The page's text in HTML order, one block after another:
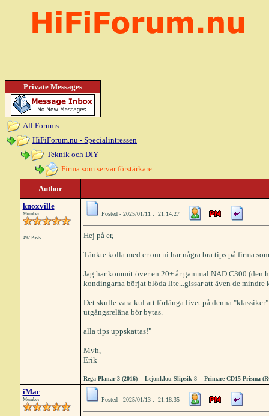
Private Messages
All Forums
HiFiForum.nu - Specialintressen
Teknik och DIY
Firma som servar förstärkare
Author
knoxville
Member
492 Posts
Posted - 2025/01/11 : 21:14:27
Hej på er,
Tänkte kolla med er om ni har några bra tips på firma
Jag har kommit över en 20+ år gammal NAD C300 (den
kondingarna börjat blöda lite...gissar att även de
Det skulle vara kul att förlänga livet på denna
utgångsreläna bör bytas.
alla tips uppskattas!"
Mvh,
Erik
Rega Planar 3 (2016)-- Lejonklou Slipsik 8-- Primare CD15 Prisma
iMac
Member Posted - 2025/01/13 : 21:18:35